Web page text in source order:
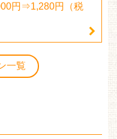
円⇒1,280円（税
一覧